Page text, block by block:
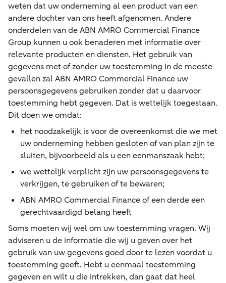
weten dat uw onderneming al een product van een
andere dochter van ons heeft afgenomen. Andere
onderdelen van de ABN AMRO Commercial Finance
Group kunnen u ook benaderen met informatie over
relevante producten en diensten. Het gebruik van
gegevens met of zonder uw toestemming In de meeste
gevallen zal ABN AMRO Commercial Finance uw
persoonsgegevens gebruiken zonder dat u daarvoor
toestemming hebt gegeven. Dat is wettelijk toegestaan.
Dit doen we omdat:
het noodzakelijk is voor de overeenkomst die we met
uw onderneming hebben gesloten of van plan zijn te
sluiten, bijvoorbeeld als u een eenmanszaak hebt;
we wettelijk verplicht zijn uw persoonsgegevens te
verkrijgen, te gebruiken of te bewaren;
ABN AMRO Commercial Finance of een derde een
gerechtvaardigd belang heeft
Soms moeten wij wel om uw toestemming vragen. Wij
adviseren u de informatie die wij u geven over het
gebruik van uw gegevens goed door te lezen voordat u
toestemming geeft. Hebt u eenmaal toestemming
gegeven en wilt u die intrekken, dan gaat dat heel